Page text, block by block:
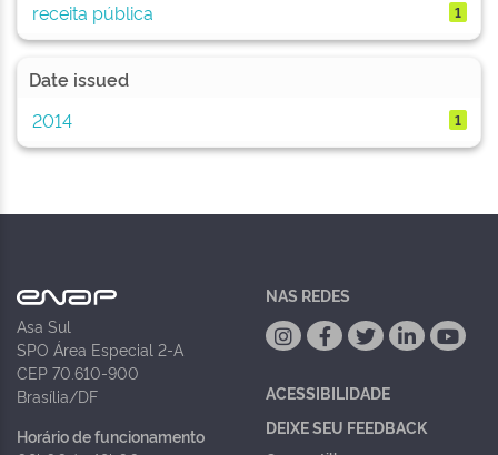
receita pública 1
Date issued
2014
1
Asa Sul
SPO Área Especial 2-A
CEP 70.610-900
Brasília/DF
Horário de funcionamento
NAS REDES
ACESSIBILIDADE
DEIXE SEU FEEDBACK